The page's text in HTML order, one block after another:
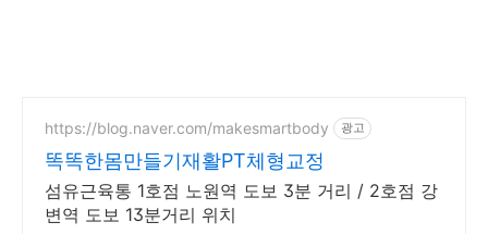
https://blog.naver.com/makesmartbody 광고
똑똑한몸만들기재활PT체형교정
섬유근육통 1호점 노원역 도보 3분 거리 / 2호점 강
변역 도보 13분거리 위치